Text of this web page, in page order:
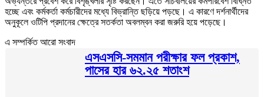
হচ্ছে এবং কর্মকর্তা কর্মচারীদের মধ্যে বিভ্রান্তি ছড়িয়ে পড়ছে। এ কারণে দর্শনার্থীদের
অনুকূলে ওটিপি প্রদানের ক্ষেত্রে সতর্কতা অবলম্বন করা জরুরি হয়ে পড়েছে।
এ সম্পর্কিত আরো সংবাদ
এসএসসি-সমমান পরীক্ষার ফল প্রকাশ,
পাসের হার ৬২.২৫ শতাংশ